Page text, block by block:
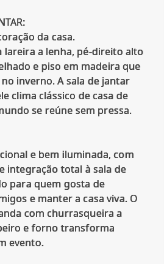
da casa.
lareira a lenha, pé-direito alto
e piso em madeira que
inverno. A sala de jantar
clima clássico de casa de
se reúne sem pressa.
e bem iluminada, com
integração total à sala de
para quem gosta de
e manter a casa viva. O
com churrasqueira a
e forno transforma
evento.